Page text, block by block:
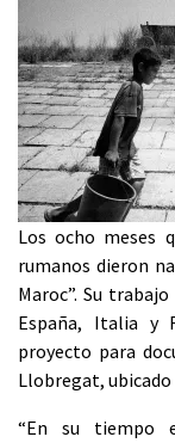
Los ocho meses
rumanos dieron
Maroc”. Su
España, Italia y
proyecto para
Llobregat,
“En su tiempo